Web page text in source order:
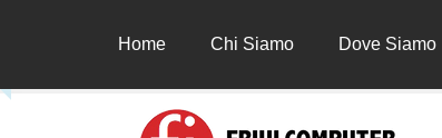
Home Chi Siamo Dove Siamo